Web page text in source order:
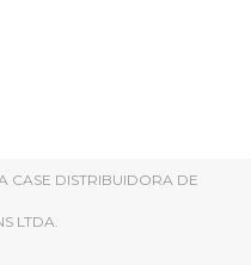
CASE DISTRIBUIDORA DE
LTDA.